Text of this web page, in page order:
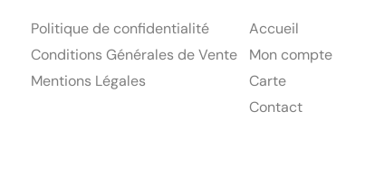
Politique de confidentialité
Conditions Générales de Vente
Mentions Légales
Accueil
Mon compte
Carte
Contact